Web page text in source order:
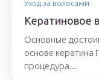
Уход за волосами
Кератиновое
Основные
основе кератина
процедура...